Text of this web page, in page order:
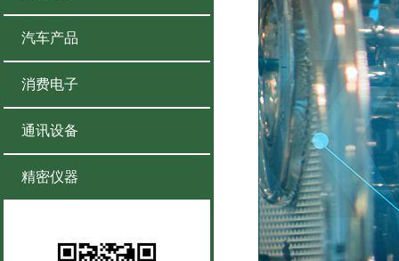
汽车产品
消费电子
通讯设备
精密仪器
全国服务热线